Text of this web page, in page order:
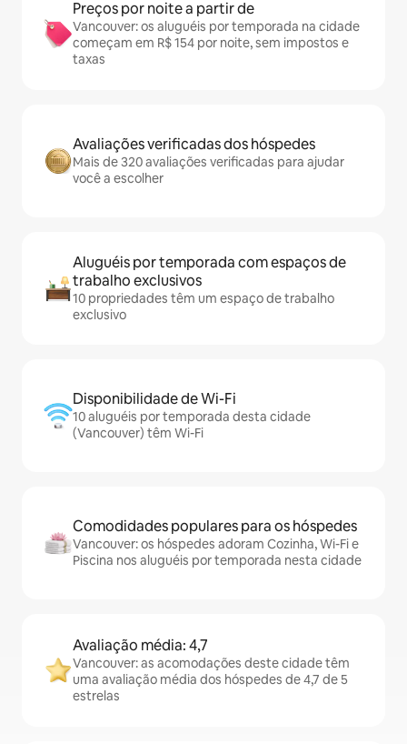
Preços por noite a partir de
Vancouver: os aluguéis por temporada na cidade
começam em R$ 154 por noite, sem impostos e
taxas
Avaliações verificadas dos hóspedes
Mais de 320 avaliações verificadas para ajudar
você a escolher
Aluguéis por temporada com espaços de
trabalho exclusivos
10 propriedades têm um espaço de trabalho
exclusivo
Disponibilidade de Wi-Fi
10 aluguéis por temporada desta cidade
(Vancouver) têm Wi-Fi
Comodidades populares para os hóspedes
Vancouver: os hóspedes adoram Cozinha, Wi-Fi e
Piscina nos aluguéis por temporada nesta cidade
Avaliação média: 4,7
Vancouver: as acomodações deste cidade têm
uma avaliação média dos hóspedes de 4,7 de 5
estrelas